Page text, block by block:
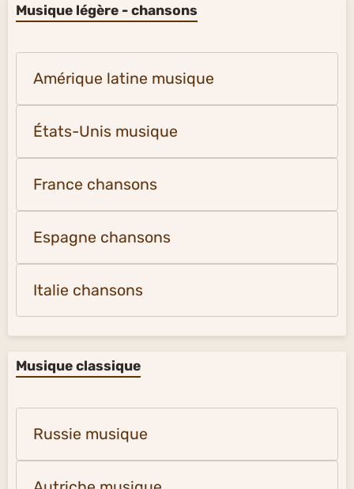
Musique légère - chansons
Amérique latine musique
États-Unis musique
France chansons
Espagne chansons
Italie chansons
Musique classique
Russie musique